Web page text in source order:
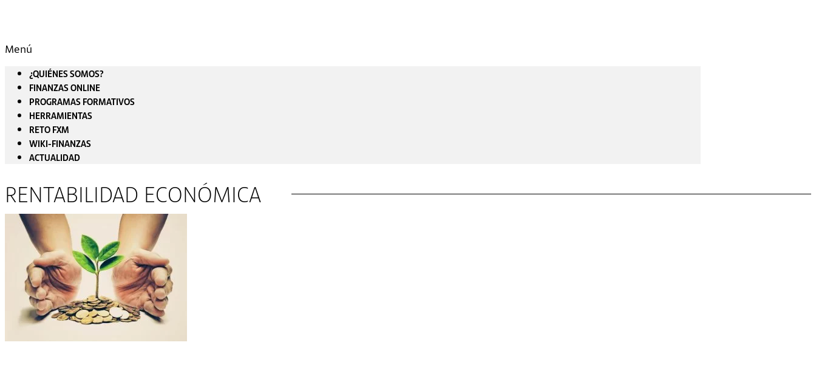
Menú
¿QUIÉNES SOMOS?
FINANZAS ONLINE
PROGRAMAS FORMATIVOS
HERRAMIENTAS
RETO FXM
WIKI-FINANZAS
ACTUALIDAD
RENTABILIDAD ECONÓMICA